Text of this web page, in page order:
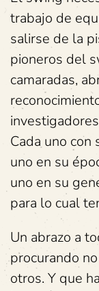
trabajo de
salirse de la
pioneros del
camaradas,
Cada uno con
uno en su
uno en su
para lo cual
Un abrazo a
procurando
otros. Y que